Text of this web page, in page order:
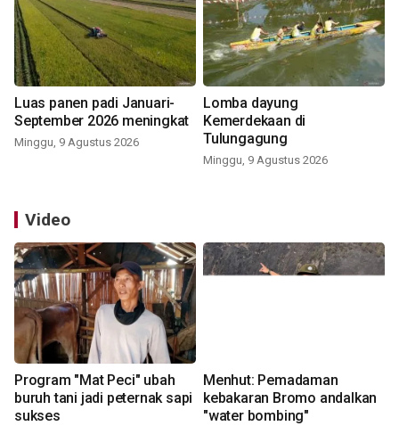
Luas panen padi Januari-
September 2026 meningkat
Minggu, 9 Agustus 2026
Lomba dayung
Kemerdekaan di
Tulungagung
Minggu, 9 Agustus 2026
Video
Program "Mat Peci" ubah
buruh tani jadi peternak sapi
sukses
Menhut: Pemadaman
kebakaran Bromo andalkan
"water bombing"